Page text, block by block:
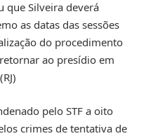
que Silveira deverá
as datas das sessões
do procedimento
ao presídio em
pelo STF a oito
crimes de tentativa de